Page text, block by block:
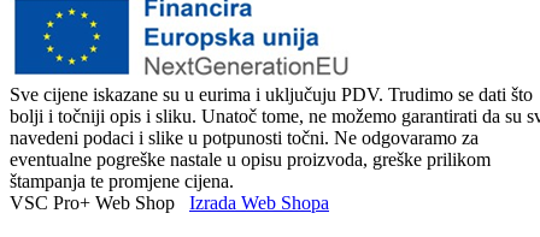
Sve cijene iskazane su u eurima i uključuju PDV. Trudimo se dati što
bolji i točniji opis i sliku. Unatoč tome, ne možemo garantirati da su
navedeni podaci i slike u potpunosti točni. Ne odgovaramo za
eventualne pogreške nastale u opisu proizvoda, greške prilikom
štampanja te promjene cijena.
VSC Pro+ Web Shop Izrada Web Shopa